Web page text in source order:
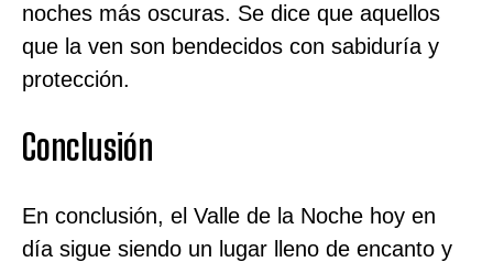
noches más oscuras. Se dice que aquellos
que la ven son bendecidos con sabiduría y
protección.
Conclusión
En conclusión, el Valle de la Noche hoy en
día sigue siendo un lugar lleno de encanto y